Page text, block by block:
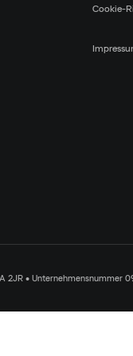
Cookie-
2JR • Unternehmensnummer